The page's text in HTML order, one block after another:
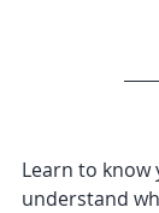
Learn to know
understand